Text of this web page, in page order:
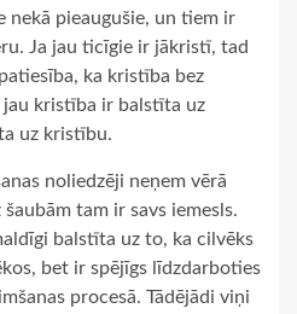
nekā pieaugušie, un tiem ir
Ja jau ticīgie ir jākristī, tad
ka kristība bez
kristība ir balstīta uz
uz kristību.
noliedzēji neņem vērā
tam ir savs iemesls.
balstīta uz to, ka cilvēks
bet ir spējīgs līdzdarboties
procesā. Tādējādi viņi